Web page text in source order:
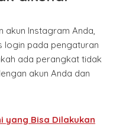
akun Instagram Anda,
login pada pengaturan
ada perangkat tidak
akun Anda dan
yang Bisa Dilakukan